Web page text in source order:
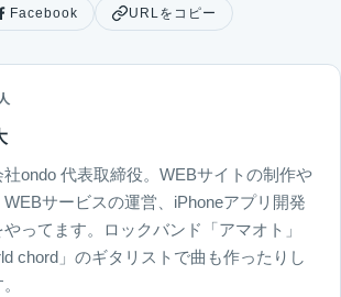
Facebook URLをコピー
社ondo 代表取締役。WEBサイトの制作や
WEBサービスの運営、iPhoneアプリ開発
やってます。ロックバンド「アマオト」
chord」のギタリストで曲も作ったりし